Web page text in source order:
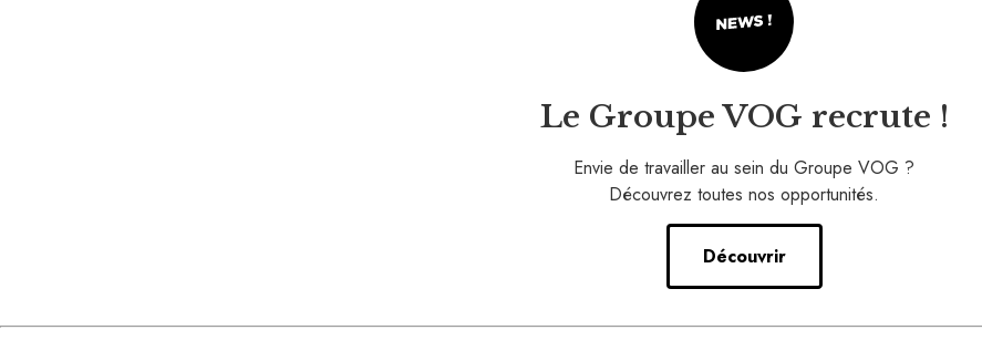
Le Groupe VOG recrute !
Envie de travailler au sein du Groupe VOG ?
Découvrez toutes nos opportunités.
Découvrir